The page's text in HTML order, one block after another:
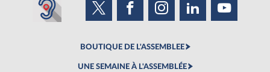
BOUTIQUE DE L'ASSEMBLEE
UNE SEMAINE À L'ASSEMBLÉE